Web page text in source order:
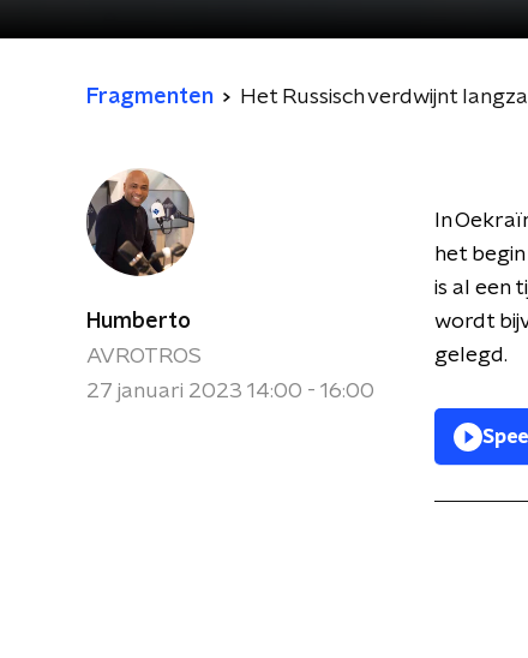
Fragmenten Het Russisch verdwijnt
Humberto
AVROTROS
27 januari 2023 14:00 - 16:00
In
het
is al een
wordt
gelegd.